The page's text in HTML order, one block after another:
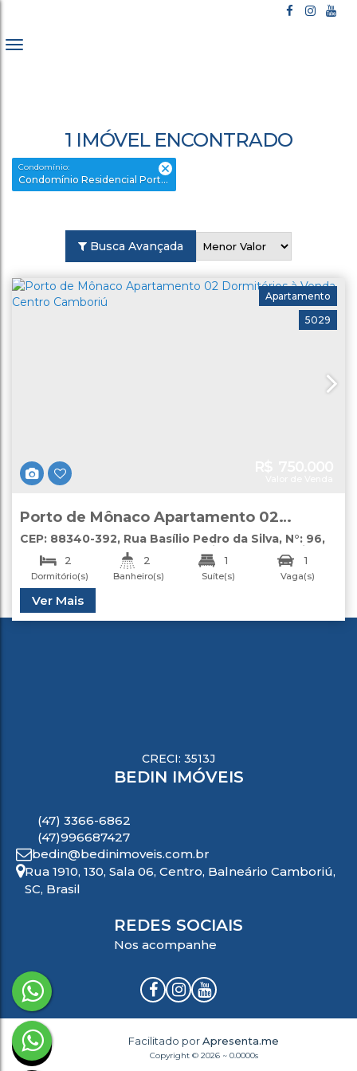
1 IMÓVEL ENCONTRADO
Condomínio:
Condomínio Residencial Porto de Mônaco
Busca Avançada
5029
Apartamento
Porto de Mônaco Apartamento 02
Dormitórios à Venda Centro Camboriú
CEP: 88340-392, Rua Basílio Pedro da Silva, N°: 96,
Centro Camboriú Santa Catarina
Brasil
2
Dormitório(s)
2
Banheiro(s)
1
Suíte(s)
1
Vaga(s)
Útil:
70 .00m²
Ver Mais
CRECI: 3513J
BEDIN IMÓVEIS
(47) 3366-6862
(47)996687427
bedin@bedinimoveis.com.br
Rua 1910, 130, Sala 06, Centro, Balneário Camboriú,
SC, Brasil
REDES SOCIAIS
Nos acompanhe
Facilitado porApresenta.me
Copyright © 2026 ~ 0.0000s